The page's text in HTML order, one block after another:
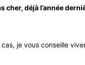
déjà l’année
je vous conseille